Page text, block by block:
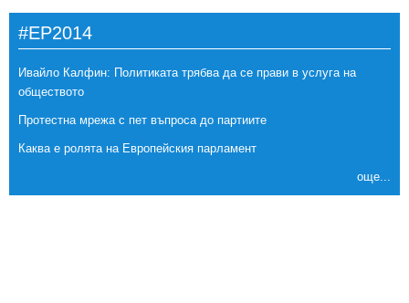
#EP2014
Ивайло Калфин: Политиката трябва да се прави в услуга на
обществото
Протестна мрежа с пет въпроса до партиите
Каква е ролята на Европейския парламент
още...